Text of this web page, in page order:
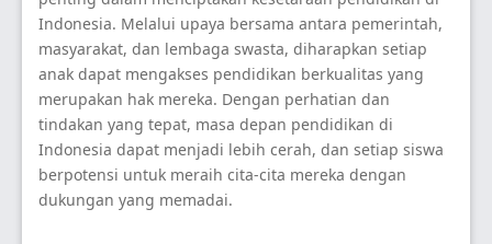
Indonesia. Melalui upaya bersama antara pemerintah,
masyarakat, dan lembaga swasta, diharapkan setiap
anak dapat mengakses pendidikan berkualitas yang
merupakan hak mereka. Dengan perhatian dan
tindakan yang tepat, masa depan pendidikan di
Indonesia dapat menjadi lebih cerah, dan setiap siswa
berpotensi untuk meraih cita-cita mereka dengan
dukungan yang memadai.